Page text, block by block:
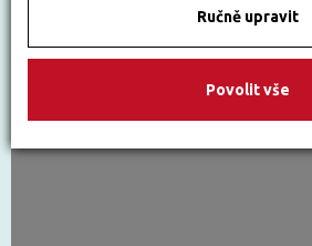
Ručně upravit
Povolit vše
Nastavit cookies